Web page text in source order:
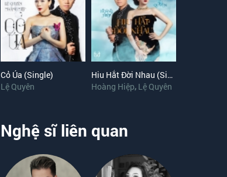
Cỏ Úa (Single)
Lệ Quyên
Hiu Hắt Đời Nhau (Single)
Hoàng Hiệp, Lệ Quyên
Nghệ sĩ liên quan